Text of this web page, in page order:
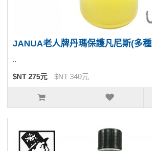
JANUA老人牌丹瑪保護凡尼斯(多
..
$NT 275元 $NT 340元